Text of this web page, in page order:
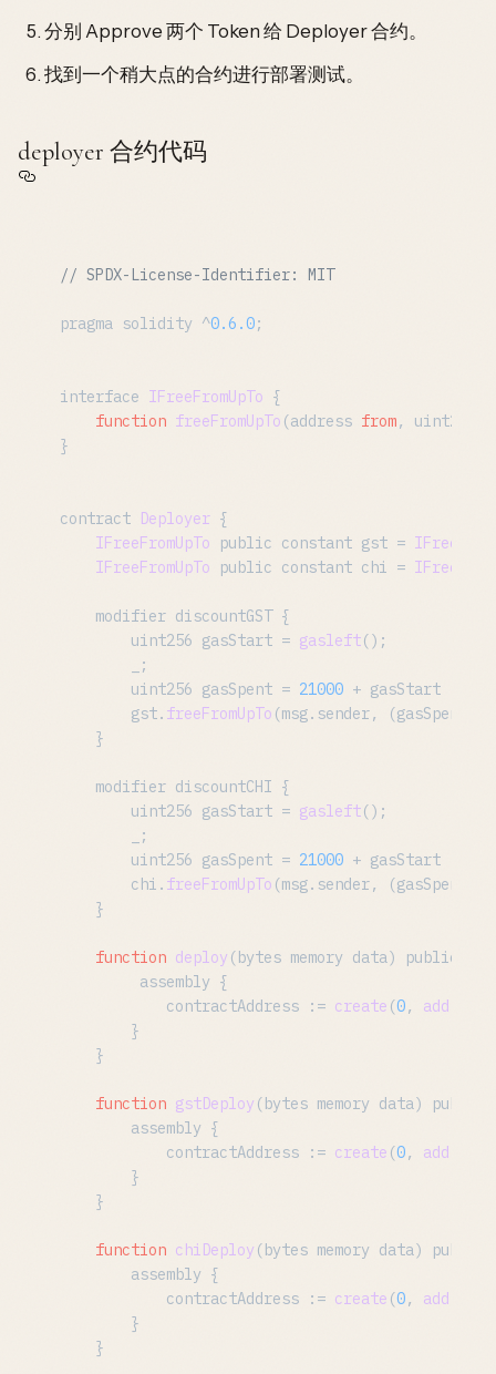
分别 Approve 两个 Token 给 Deployer 合约。
找到一个稍大点的合约进行部署测试。
deployer 合约代码
// SPDX-License-Identifier: MIT
pragma solidity ^0.6 .0;
interface IFreeFromUpTo {
function freeFromUpTo (address from, uint256
}
contract Deployer {
IFreeFromUpTo public constant gst =
IFreeFromUpTo public constant chi =
    modifier discountGST {
        uint256 gasStart =
gasleft();
        _;
        uint256 gasSpent =
21000 + gasStart -
        gst.
freeFromUpTo (msg. sender, (gasSpent +
    }
    modifier discountCHI {
        uint256 gasStart =
gasleft();
        _;
        uint256 gasSpent =
21000 + gasStart -
        chi.
freeFromUpTo (msg. sender, (gasSpent +
    }
function deploy (bytes memory data) public
         assembly {
            contractAddress :=
create (0, add
        }
    }
function gstDeploy (bytes memory data) public
        assembly {
            contractAddress :=
create (0, add
        }
    }
function chiDeploy (bytes memory data) public
        assembly {
            contractAddress :=
create (0, add
        }
    }